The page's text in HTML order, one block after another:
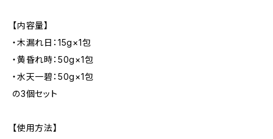
【内容量】
・木漏れ日：15g×1包
・黄昏れ時：50g×1包
・水天一碧：50g×1包
の3個セット
【使用方法】